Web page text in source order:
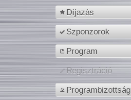
Díjazás
Szponzorok
Program
Regisztráció
Programbizottság